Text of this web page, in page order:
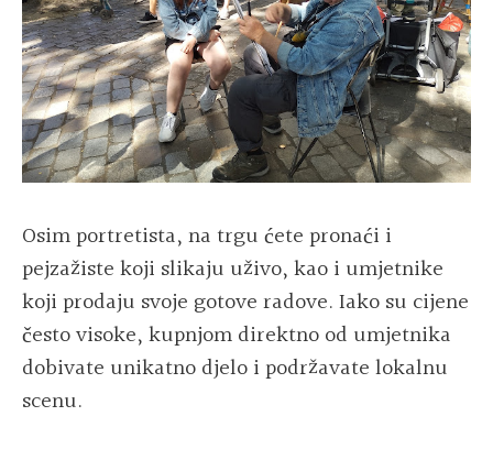
Osim portretista, na trgu ćete pronaći i
pejzažiste koji slikaju uživo, kao i umjetnike
koji prodaju svoje gotove radove. Iako su cijene
često visoke, kupnjom direktno od umjetnika
dobivate unikatno djelo i podržavate lokalnu
scenu.